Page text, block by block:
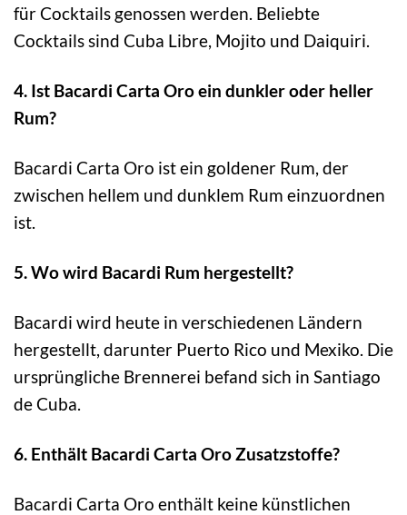
für Cocktails genossen werden. Beliebte
Cocktails sind Cuba Libre, Mojito und Daiquiri.
4. Ist Bacardi Carta Oro ein dunkler oder heller
Rum?
Bacardi Carta Oro ist ein goldener Rum, der
zwischen hellem und dunklem Rum einzuordnen
ist.
5. Wo wird Bacardi Rum hergestellt?
Bacardi wird heute in verschiedenen Ländern
hergestellt, darunter Puerto Rico und Mexiko. Die
ursprüngliche Brennerei befand sich in Santiago
de Cuba.
6. Enthält Bacardi Carta Oro Zusatzstoffe?
Bacardi Carta Oro enthält keine künstlichen